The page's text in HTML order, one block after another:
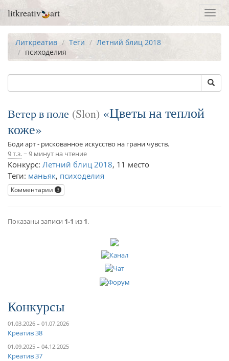
litkreativ art
Литкреатив Теги
Летний блиц 2018
психоделия
Ветер в поле Slon
Цветы на теплой
коже
Боди арт - рискованное искусство на грани чувств.
9 т.з.~ 9 минут на чтение
Конкурс: Летний блиц 2018, 11 место
Теги: маньяк, психоделия
Комментарии 3
Показаны записи 1-1 из 1.
Конкурсы
01.03.2026 – 01.07.2026
Креатив 38
01.09.2025 – 04.12.2025
Креатив 37